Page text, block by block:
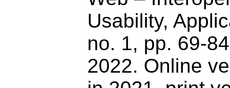
Usability,
no. 1, pp. 69-
2022. Online